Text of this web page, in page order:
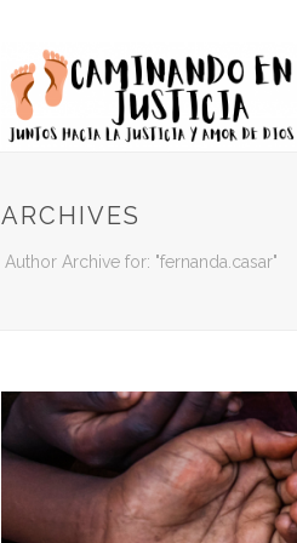
ARCHIVES
Author Archive for: "fernanda.casar"